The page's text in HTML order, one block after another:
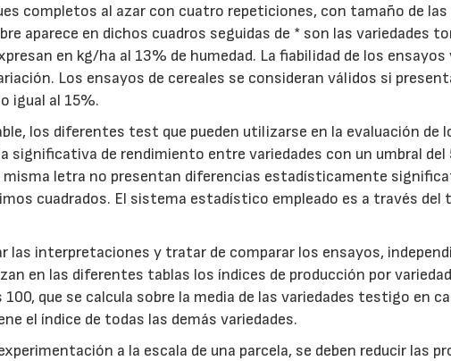
completos al azar con cuatro repeticiones, con tamaño de las
aparece en dichos cuadros seguidas de * son las variedades
en kg/ha al 13% de humedad. La fiabilidad de los ensayos
Los ensayos de cereales se consideran válidos si
igual al 15%.
los diferentes test que pueden utilizarse en la evaluación de
significativa de rendimiento entre variedades con un umbral del
misma letra no presentan diferencias estadísticamente
cuadrados. El sistema estadístico empleado es a través del
las interpretaciones y tratar de comparar los ensayos,
en las diferentes tablas los índices de producción por
que se calcula sobre la media de las variedades testigo en
el índice de todas las demás variedades.
a la escala de una parcela, se deben reducir las